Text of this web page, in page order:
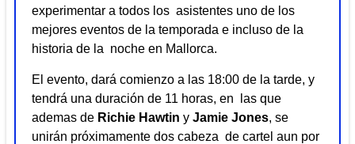
experimentar a todos los asistentes uno de los
mejores eventos de la temporada e incluso de la
historia de la noche en Mallorca.
El evento, dará comienzo a las 18:00 de la tarde, y
tendrá una duración de 11 horas, en las que
ademas de Richie Hawtin y Jamie Jones, se
unirán próximamente dos cabeza de cartel aun por